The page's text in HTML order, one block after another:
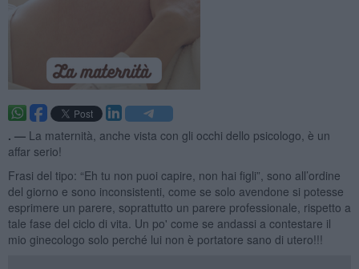
. — La maternità, anche vista con gli occhi dello psicologo, è un
affar serio!
Frasi del tipo: “Eh tu non puoi capire, non hai figli”, sono all’ordine
del giorno e sono inconsistenti, come se solo avendone si potesse
esprimere un parere, soprattutto un parere professionale, rispetto a
tale fase del ciclo di vita. Un po' come se andassi a contestare il
mio ginecologo solo perché lui non è portatore sano di utero!!!